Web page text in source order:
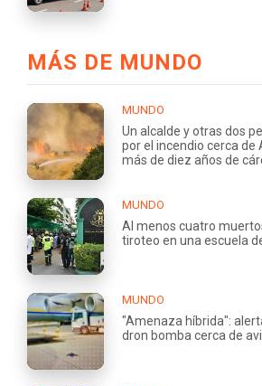
MÁS DE MUNDO
MUNDO
Un alcalde y otras dos
por el incendio cerca de
más de diez años de
MUNDO
Al menos cuatro
tiroteo en una escuela
MUNDO
"Amenaza híbrida":
dron bomba cerca de